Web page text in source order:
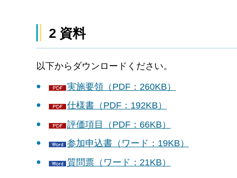
2 資料
以下からダウンロードください。
実施要領（PDF：260KB）
仕様書（PDF：192KB）
評価項目（PDF：66KB）
参加申込書（ワード：19KB）
質問票（ワード：21KB）